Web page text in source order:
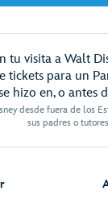
tu visita a Walt
tickets para un
hizo en, o antes
desde fuera de los
sus padres o